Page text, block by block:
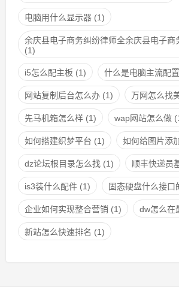
电脑用什么显示器(1)
余庆县电子商务纠纷律师全余庆县电子商
(1)
i5怎么配主板 (1) 什么是电脑主流配置
网站复制后台怎么办(1) 万网怎么找
先马机箱怎么样(1) wap网站怎么做
如何搭建织梦平台 (1) 如何给图片添
dz论坛根目录怎么找(1) 顺丰快递员
is3装什么配件(1) 固态硬盘什么接口
企业如何实现整合营销 (1) dw怎么在
新站怎么快速排名 (1)